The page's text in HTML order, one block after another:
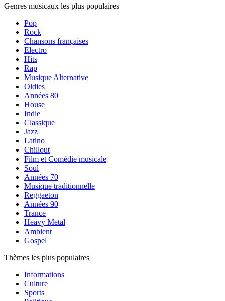
Genres musicaux les plus populaires
Pop
Rock
Chansons françaises
Electro
Hits
Rap
Musique Alternative
Oldies
Années 80
House
Indie
Classique
Jazz
Latino
Chillout
Film et Comédie musicale
Soul
Années 70
Musique traditionnelle
Reggaeton
Années 90
Trance
Heavy Metal
Ambient
Gospel
Thèmes les plus populaires
Informations
Culture
Sports